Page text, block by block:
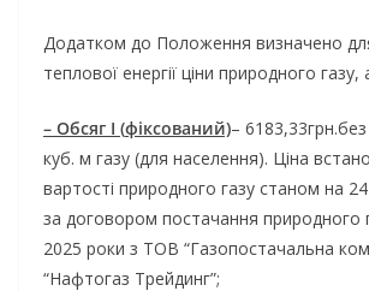
Додатком до Положення визначено
теплової енергії ціни природного газу,
– Обсяг I (фіксований)–
куб. м газу (для населення). Ціна
вартості природного газу станом на
за договором постачання природного
2025 роки з ТОВ “Газопостачальна
“Нафтогаз Трейдинг”;